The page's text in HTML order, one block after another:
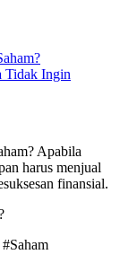
Tidak Ingin
Apabila
harus menjual
finansial.